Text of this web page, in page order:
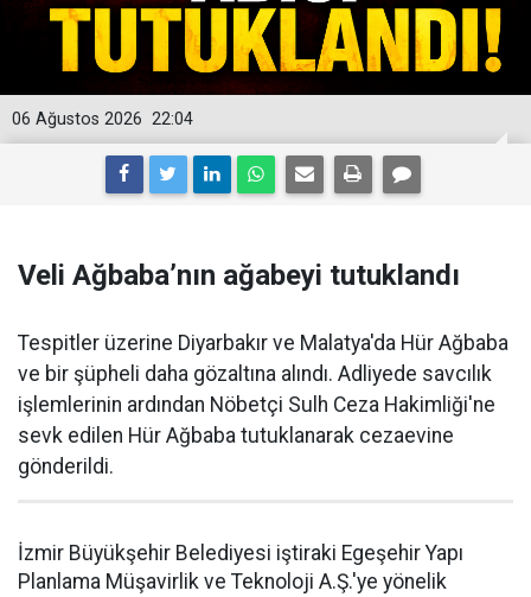
22:04
06 Ağustos 2026
Veli Ağbaba’nın ağabeyi tutuklandı
Tespitler üzerine Diyarbakır ve Malatya'da Hür Ağbaba
ve bir şüpheli daha gözaltına alındı. Adliyede savcılık
işlemlerinin ardından Nöbetçi Sulh Ceza Hakimliği'ne
sevk edilen Hür Ağbaba tutuklanarak cezaevine
gönderildi.
İzmir Büyükşehir Belediyesi iştiraki Egeşehir Yapı
Planlama Müşavirlik ve Teknoloji A.Ş.'ye yönelik